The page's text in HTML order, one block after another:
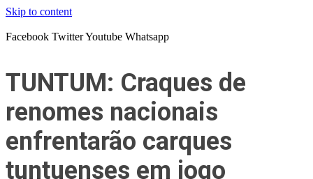
Skip to content
Facebook TwitterYoutube Whatsapp
TUNTUM: Craques de
renomes nacionais
enfrentarão carques
tuntuenses em jogo